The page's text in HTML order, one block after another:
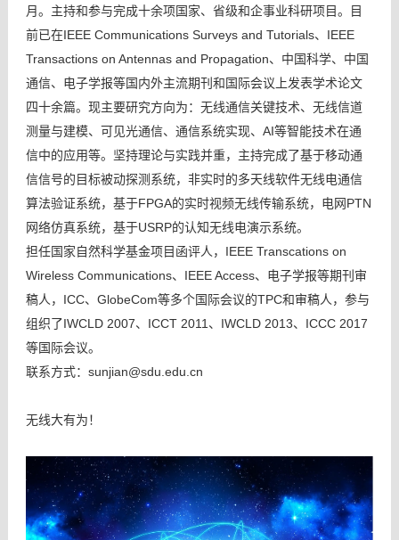
月。主持和参与完成十余项国家、省级和企事业科研项目。目
前已在IEEE Communications Surveys and Tutorials、IEEE
Transactions on Antennas and Propagation、中国科学、中国
通信、电子学报等国内外主流期刊和国际会议上发表学术论文
四十余篇。现主要研究方向为：无线通信关键技术、无线信道
测量与建模、可见光通信、通信系统实现、AI等智能技术在通
信中的应用等。坚持理论与实践并重，主持完成了基于移动通
信信号的目标被动探测系统，非实时的多天线软件无线电通信
算法验证系统，基于FPGA的实时视频无线传输系统，电网PTN
网络仿真系统，基于USRP的认知无线电演示系统。
担任国家自然科学基金项目函评人，IEEE Transcations on
Wireless Communications、IEEE Access、电子学报等期刊审
稿人，ICC、GlobeCom等多个国际会议的TPC和审稿人，参与
组织了IWCLD 2007、ICCT 2011、IWCLD 2013、ICCC 2017
等国际会议。
联系方式：sunjian@sdu.edu.cn
无线大有为！